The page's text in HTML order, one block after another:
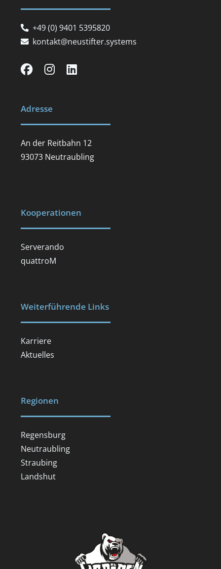
+49 (0) 9401 5395820
kontakt@neustifter.systems
Adresse
An der Reitbahn 12
93073 Neutraubling
Kooperationen
Serverando
quattroM
Weiterführende Links
Karriere
Aktuelles
Regionen
Regensburg
Neutraubling
Straubing
Landshut